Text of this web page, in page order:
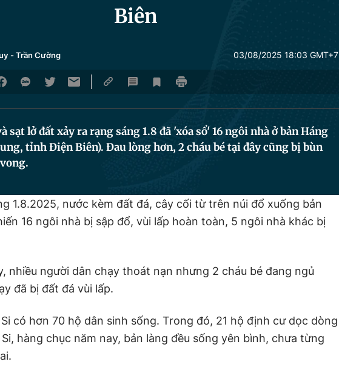
Biên
-Trần Cường 03/08/2025 18:03 GMT+7
sạt lở đất xảy ra rạng sáng 1.8 đã 'xóa sổ' 16 ngôi nhà ở bản Háng
tỉnh Điện Biên). Đau lòng hơn, 2 cháu bé tại đây cũng bị bùn
1.8.2025, nước kèm đất đá, cây cối từ trên núi đổ xuống bản
16 ngôi nhà bị sập đổ, vùi lấp hoàn toàn, 5 ngôi nhà khác bị
nhiều người dân chạy thoát nạn nhưng 2 cháu bé đang ngủ
đã bị đất đá vùi lấp.
Si có hơn 70 hộ dân sinh sống. Trong đó, 21 hộ định cư dọc dòng
Si, hàng chục năm nay, bản làng đều sống yên bình, chưa từng